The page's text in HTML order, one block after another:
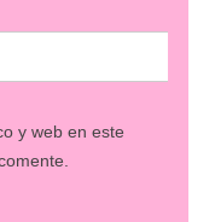
y web en este